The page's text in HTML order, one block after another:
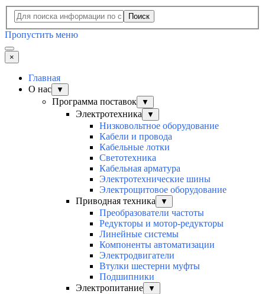
Поиск
Пропустить меню
×
Главная
О нас
▼
Программа поставок ▼
Электротехника ▼
Низковольтное оборудование
Кабели и провода
Кабельные лотки
Светотехника
Кабельная арматура
Электротехнические шины
Электрощитовое оборудование
Приводная техника
▼
Преобразователи частоты
Редукторы и мотор-редукторы
Линейные системы
Компоненты автоматизации
Электродвигатели
Втулки шестерни муфты
Подшипники
Электропитание
▼